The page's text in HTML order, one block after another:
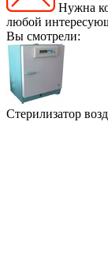
Нужна
любой
Вы смотрели:
Стерилизатор